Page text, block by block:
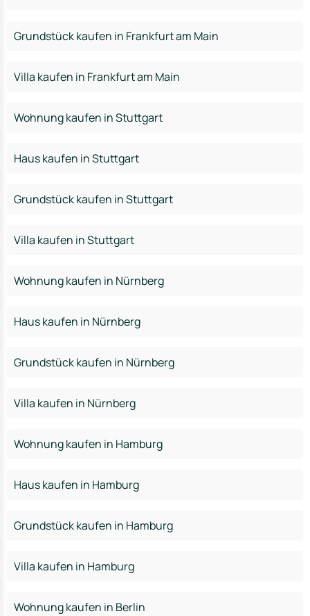
Grundstück kaufen in Frankfurt am Main
Villa kaufen in Frankfurt am Main
Wohnung kaufen in Stuttgart
Haus kaufen in Stuttgart
Grundstück kaufen in Stuttgart
Villa kaufen in Stuttgart
Wohnung kaufen in Nürnberg
Haus kaufen in Nürnberg
Grundstück kaufen in Nürnberg
Villa kaufen in Nürnberg
Wohnung kaufen in Hamburg
Haus kaufen in Hamburg
Grundstück kaufen in Hamburg
Villa kaufen in Hamburg
Wohnung kaufen in Berlin